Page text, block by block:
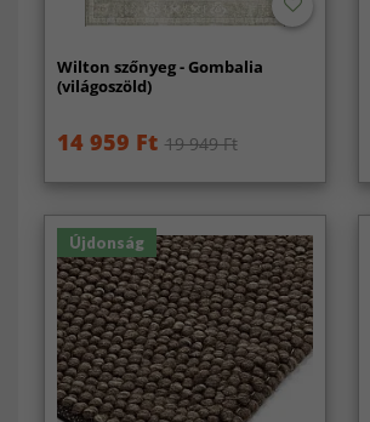
Wilton szőnyeg - Gombalia
(világoszöld)
14 959 Ft 19 949 Ft
Újdonság